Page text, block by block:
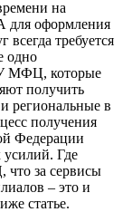
на
для оформления
требуется
одно
МФЦ, которые
получить
региональные в
получения
Федерации
усилий. Где
за сервисы
– это и
статье.